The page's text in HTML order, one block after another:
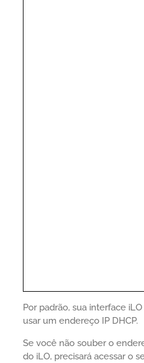
Por padrão, sua interface
usar um endereço IP DHCP.
Se você não souber o
do iLO, precisará acessar o